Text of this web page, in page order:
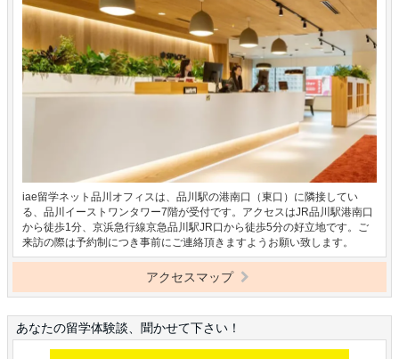
iae留学ネット品川オフィスは、品川駅の港南口（東口）に隣接してい
る、品川イーストワンタワー7階が受付です。アクセスはJR品川駅港南口
から徒歩1分、京浜急行線京急品川駅JR口から徒歩5分の好立地です。ご
来訪の際は予約制につき事前にご連絡頂きますようお願い致します。
アクセスマップ
あなたの留学体験談、聞かせて下さい！